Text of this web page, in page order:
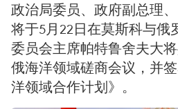
政治局委员、政府副总理
将于5月22日在莫斯科与俄
委员会主席帕特鲁舍夫大
俄海洋领域磋商会议，并
洋领域合作计划》。